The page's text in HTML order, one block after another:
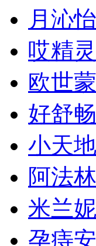
月沁怡
哎精
欧世
好舒畅
小天地
阿法林
米兰妮
孕痔安